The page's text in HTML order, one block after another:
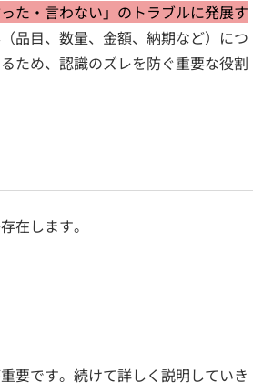
た・言わない」のトラブルに発展す
品目、数量、金額、納期など）につ
ため、認識のズレを防ぐ重要な役割
在します。
要です。続けて詳しく説明していき